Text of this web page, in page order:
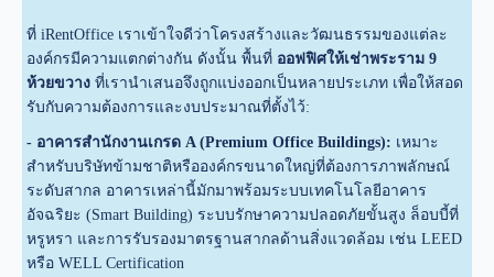
ที่ iRentOffice เราเข้าใจดีว่าโครงสร้างและวัฒนธรรมของแต่ละ
องค์กรมีความแตกต่างกัน ดังนั้น พื้นที่ ออฟฟิศให้เช่าพระราม 9
ห้วยขวาง ที่เรานำเสนอจึงถูกแบ่งออกเป็นหลายประเภท เพื่อให้สอด
รับกับความต้องการและงบประมาณที่ตั้งไว้:
- อาคารสำนักงานเกรด A (Premium Office Buildings): เหมาะ
สำหรับบริษัทข้ามชาติหรือองค์กรขนาดใหญ่ที่ต้องการภาพลักษณ์
ระดับสากล อาคารเหล่านี้มักมาพร้อมระบบเทคโนโลยีอาคาร
อัจฉริยะ (Smart Building) ระบบรักษาความปลอดภัยขั้นสูง ล็อบบี้ที่
หรูหรา และการรับรองมาตรฐานสากลด้านสิ่งแวดล้อม เช่น LEED
หรือ WELL Certification